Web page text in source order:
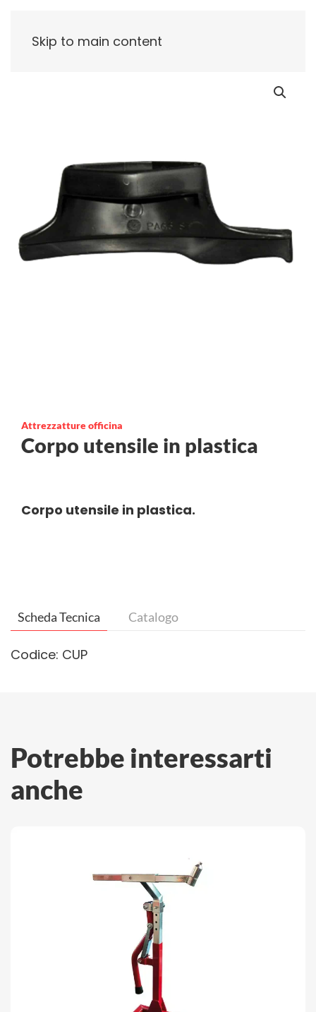
Skip to main content
Attrezzatture officina
Corpo utensile in plastica
Corpo utensile in plastica.
Scheda Tecnica Catalogo
Codice: CUP
Potrebbe interessarti
anche